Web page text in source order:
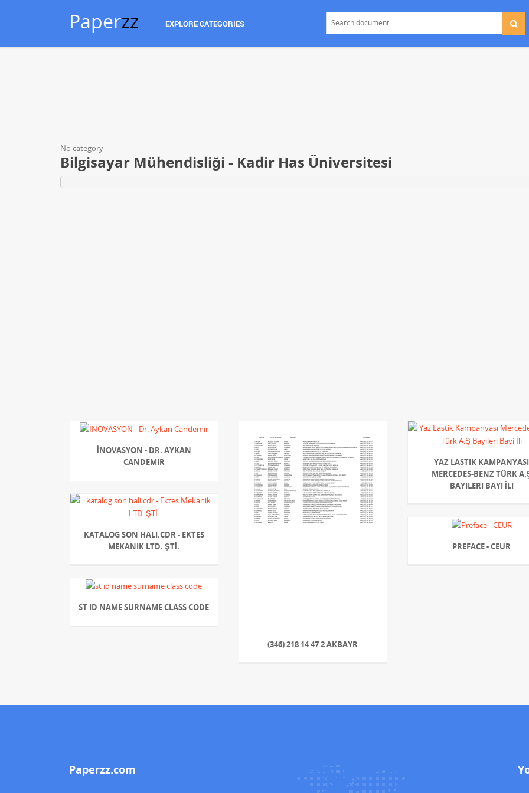
Paperzz EXPLORE CATEGORIES
No category
Bilgisayar Mühendisliği - Kadir Has Üniversitesi
İNOVASYON - DR. AYKAN
CANDEMIR
(346) 218 14 47 2 AKBAYR
YAZ LASTIK KAMPANYASI
MERCEDES-BENZ TÜRK
BAYILERI BAYI İLI
KATALOG SON HALI.CDR - EKTES
MEKANIK LTD. ŞTİ.
PREFACE - CEUR
ST ID NAME SURNAME CLASS CODE
Paperzz.com